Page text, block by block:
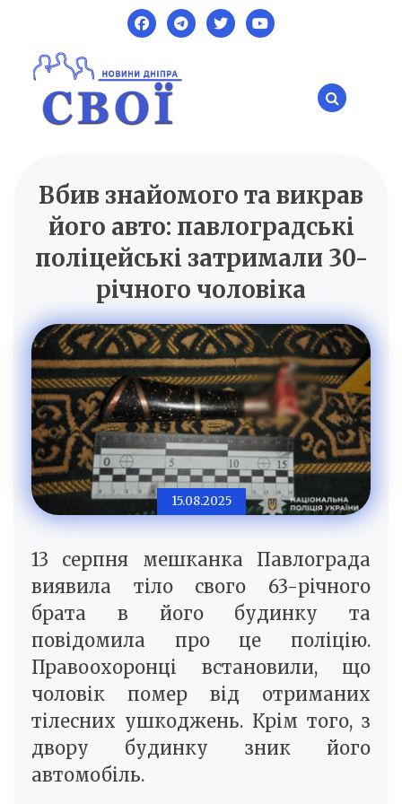
content
SVOI.DP.UA
Новини Дніпра
Вбив знайомого та викрав
його авто: павлоградські
поліцейські затримали 30-
річного чоловіка
15.08.2025
13 серпня мешканка Павлограда
виявила тіло свого 63-річного
брата в його будинку та
повідомила про це поліцію.
Правоохоронці встановили, що
чоловік помер від отриманих
тілесних ушкоджень. Крім того, з
двору будинку зник його
автомобіль.